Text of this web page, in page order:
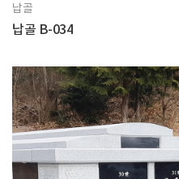
납골
납골 B-034